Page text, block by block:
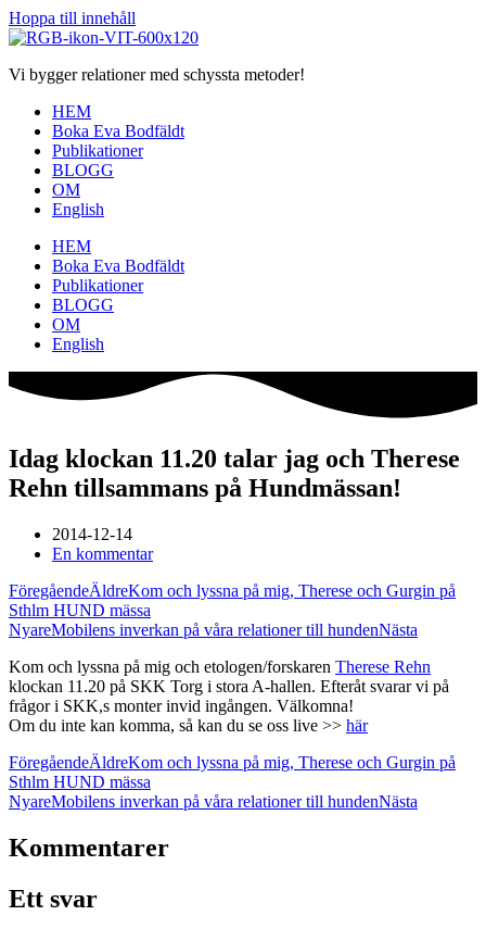
Hoppa till innehåll
Vi bygger relationer med schyssta metoder!
HEM
Boka Eva Bodfäldt
Publikationer
BLOGG
OM
English
HEM
Boka Eva Bodfäldt
Publikationer
BLOGG
OM
English
Idag klockan 11.20 talar jag och Therese
Rehn tillsammans på Hundmässan!
2014-12-14
En kommentar
FöregåendeÄldreKom och lyssna på mig, Therese och Gurgin på
Sthlm HUND mässa
NyareMobilens inverkan på våra relationer till hundenNästa
Kom och lyssna på mig och etologen/forskaren Therese Rehn
klockan 11.20 på SKK Torg i stora A-hallen. Efteråt svarar vi på
frågor i SKK,s monter invid ingången. Välkomna!
Om du inte kan komma, så kan du se oss live >> här
FöregåendeÄldreKom och lyssna på mig, Therese och Gurgin på
Sthlm HUND mässa
NyareMobilens inverkan på våra relationer till hundenNästa
Kommentarer
Ett svar